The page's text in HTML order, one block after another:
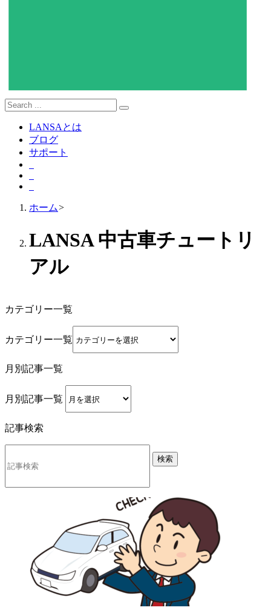
LANSAとは
ブログ
サポート
ホーム>
LANSA 中古車チュートリ
アル
カテゴリー一覧
カテゴリー一覧
月別記事一覧
月別記事一覧
記事検索
検索